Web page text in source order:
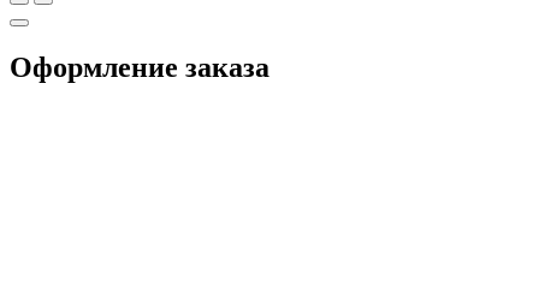
Оформление заказа